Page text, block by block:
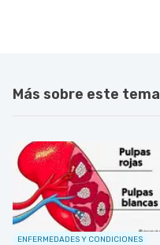
Más sobre este tema
ENFERMEDADES Y CONDICIONES